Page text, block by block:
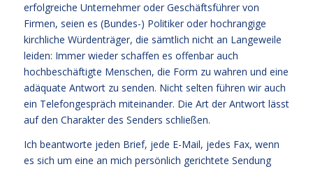
erfolgreiche Unternehmer oder Geschäftsführer von
Firmen, seien es (Bundes-) Politiker oder hochrangige
kirchliche Würdenträger, die sämtlich nicht an Langeweile
leiden: Immer wieder schaffen es offenbar auch
hochbeschäftigte Menschen, die Form zu wahren und eine
adäquate Antwort zu senden. Nicht selten führen wir auch
ein Telefongespräch miteinander. Die Art der Antwort lässt
auf den Charakter des Senders schließen.
Ich beantworte jeden Brief, jede E-Mail, jedes Fax, wenn
es sich um eine an mich persönlich gerichtete Sendung